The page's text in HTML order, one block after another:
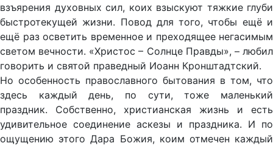
взъярения духовных сил, коих взыскуют тяжкие глуби
быстротекущей жизни. Повод для того, чтобы ещё и
ещё раз осветить временное и преходящее негасимым
светом вечности. «Христос – Солнце Правды», – любил
говорить и святой праведный Иоанн Кронштадтский.
Но особенность православного бытования в том, что
здесь каждый день, по сути, тоже маленький
праздник. Собственно, христианская жизнь и есть
удивительное соединение аскезы и праздника. И по
ощущению этого Дара Божия, коим отмечен каждый